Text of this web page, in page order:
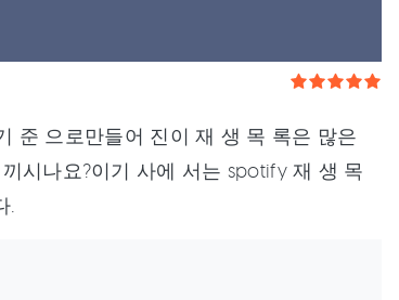
준 으로만들어 진이 재 생 목 록은 많은
시나요?이기 사에 서는 spotify 재 생 목
.